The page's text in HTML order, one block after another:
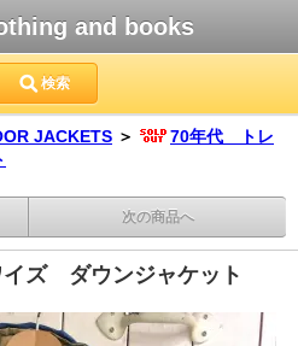
and books
検索
JACKETS ＞
70年代 トレ
次の商品へ
ズ ダウンジャケット